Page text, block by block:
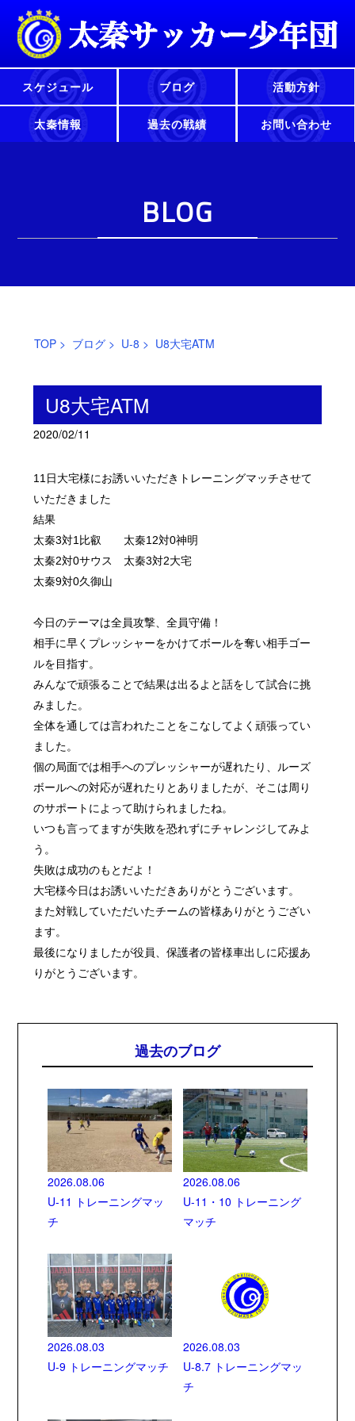
スケジュール ブログ 活動方針
太秦情報 過去の戦績 お問い合わせ
BLOG
TOP> ブログ> U-8 > U8大宅ATM
U8大宅ATM
2020/02/11
11日大宅様にお誘いいただきトレーニングマッチさせて
いただきました
結果
太秦3対1比叡 太秦12対0神明
太秦2対0サウス 太秦3対2大宅
太秦9対0久御山
今日のテーマは全員攻撃、全員守備！
相手に早くプレッシャーをかけてボールを奪い相手ゴー
ルを目指す。
みんなで頑張ることで結果は出るよと話をして試合に挑
みました。
全体を通しては言われたことをこなしてよく頑張ってい
ました。
個の局面では相手へのプレッシャーが遅れたり、ルーズ
ボールへの対応が遅れたりとありましたが、そこは周り
のサポートによって助けられましたね。
いつも言ってますが失敗を恐れずにチャレンジしてみよ
う。
失敗は成功のもとだよ！
大宅様今日はお誘いいただきありがとうございます。
また対戦していただいたチームの皆様ありがとうござい
ます。
最後になりましたが役員、保護者の皆様車出しに応援あ
りがとうございます。
過去のブログ
2026.08.06
U-11 トレーニングマッ
チ
2026.08.06
U-11・10 トレーニング
マッチ
2026.08.03
U-9 トレーニングマッチ
2026.08.03
U-8.7 トレーニングマッ
チ